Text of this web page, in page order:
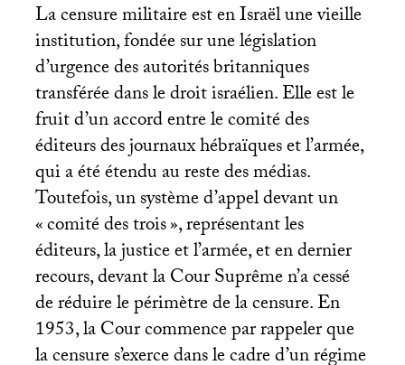
La censure militaire est en Israël une vieille
institution, fondée sur une législation
d’urgence des autorités britanniques
transférée dans le droit israélien. Elle est le
fruit d’un accord entre le comité des
éditeurs des journaux hébraïques et l’armée,
qui a été étendu au reste des médias.
Toutefois, un système d’appel devant un
«comité des trois», représentant les
éditeurs, la justice et l’armée, et en dernier
recours, devant la Cour Suprême n’a cessé
de réduire le périmètre de la censure. En
1953, la Cour commence par rappeler que
la censure s’exerce dans le cadre d’un régime